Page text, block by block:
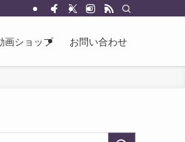
画ショップ お問い合わせ